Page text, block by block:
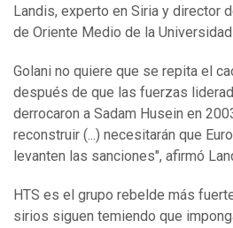
Landis, experto en Siria y director
de Oriente Medio de la
Golani no quiere que se repita el
después de que las fuerzas
derrocaron a Sadam Husein en
reconstruir (...) necesitarán que
levanten las sanciones", afirmó
HTS es el grupo rebelde más
sirios siguen temiendo que